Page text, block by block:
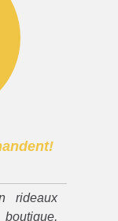
rideaux